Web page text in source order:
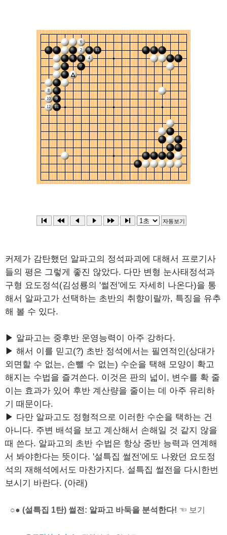
커제가 감탄했던 알파고의 정석파괴에 대해서 프로기사
들의 평은 그렇게 좋진 않았다. 다만 변형 눈사태정석과
구형 요도정석(김성룡의 '썰전'에도 자세히 나온다)을 통
해서 알파고가 선택하는 초반의 취향이랄까, 특징을 유추
해 볼 수 있다.
▶ 알파고는 중후반 운영능력이 아주 강하다.
▶ 해서 이를 믿고(?) 초반 정석에서는 필연적인(상대가
외면할 수 없는, 손뺄 수 없는) 수순을 택해 모양이 확고
해지는 수법을 즐겨쓴다. 이것은 판의 넓이, 변수를 확 줄
이는 효과가 있어 후반 계산량을 줄이는 데 아주 유리하
기 때문이다.
▶ 다만 알파고도 정형적으로 이러한 수순을 택하는 건
아니다. 주변 배석을 보고 계산해서 손해일 것 같지 않을
때 쓴다. 알파고의 초반 수법은 항상 중반 능력과 연계해
서 봐야한다는 뜻이다. '설특집 썰전'에도 나왔던 요도정
석의 재해석에서도 마찬가지다. 설특집 썰전을 다시한번
보시기 바란다. (아래)
○● (설특집 1탄) 썰전: 알파고 바둑을 분석한다! ☜ 보기